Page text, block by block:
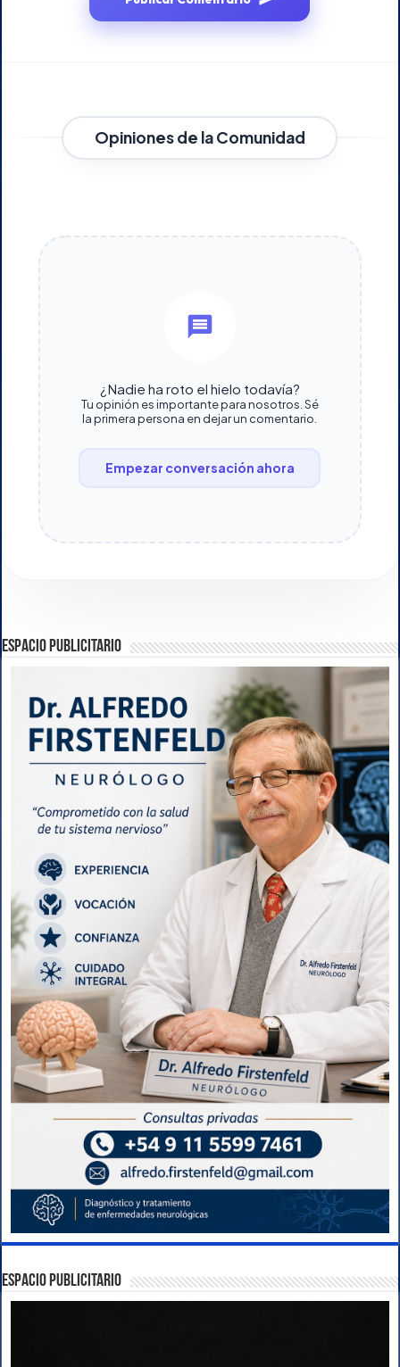
Opiniones de la Comunidad
¿Nadie ha roto el hielo todavía?
Tu opinión es importante para nosotros. Sé
la primera persona en dejar un comentario.
Empezar conversación ahora
ESPACIO PUBLICITARIO
ESPACIO PUBLICITARIO